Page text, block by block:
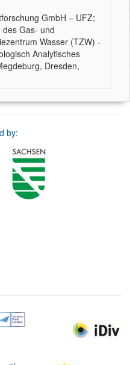
GmbH – UFZ;
des Gas- und
Wasser (TZW) -
Analytisches
Dresden,
by: